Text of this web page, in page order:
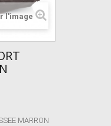
l'image
MARRON